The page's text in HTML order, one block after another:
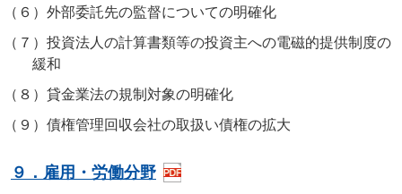
（６） 外部委託先の監督についての明確化
（７） 投資法人の計算書類等の投資主への電磁的提供制度の
緩和
（８） 貸金業法の規制対象の明確化
（９） 債権管理回収会社の取扱い債権の拡大
９．雇用・労働分野